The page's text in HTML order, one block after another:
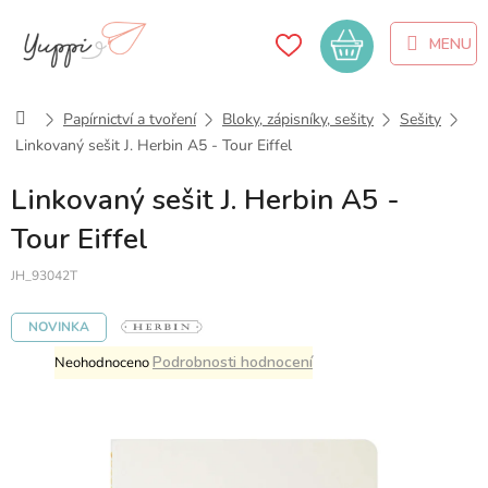
obsah
Nákupní
košík
DomůPapírnictví a tvoření Bloky, zápisníky, sešity
Sešity
Linkovaný sešit J. Herbin A5 - Tour Eiffel
Linkovaný sešit J. Herbin A5 -
Tour Eiffel
JH_93042T
NOVINKA
Průměrné
hodnocení
NeohodnocenoPodrobnosti hodnocení